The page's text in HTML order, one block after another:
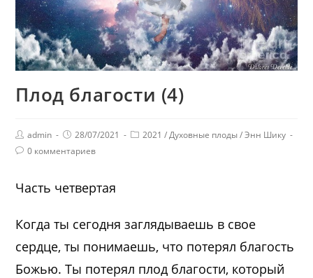
Плод благости (4)
admin 28/07/2021 2021 / Духовные плоды / Энн Шику
0 комментариев
Часть четвертая
Когда ты сегодня заглядываешь в свое
сердце, ты понимаешь, что потерял благость
Божью. Ты потерял плод благости, который